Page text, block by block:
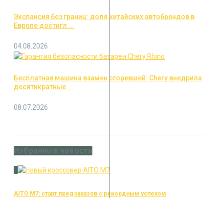
Экспансия без границ: доля китайских автобрендов в
Европе достигл ...
04.08.2026
Бесплатная машина взамен сгоревшей: Chery внедрила
десятикратные ...
08.07.2026
Избранные новости
1
AITO M7: старт предзаказов с рекордным успехом